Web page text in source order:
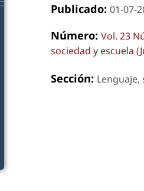
Publicado: 01-07-
Número: Vol. 23
sociedad y escuela
Sección: Lenguaje,